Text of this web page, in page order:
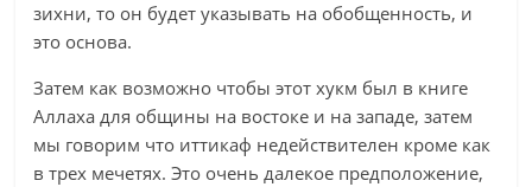
зихни, то он будет указывать на обобщенность, и
это основа.
Затем как возможно чтобы этот хукм был в книге
Аллаха для общины на востоке и на западе, затем
мы говорим что иттикаф недействителен кроме как
в трех мечетях. Это очень далекое предположение,